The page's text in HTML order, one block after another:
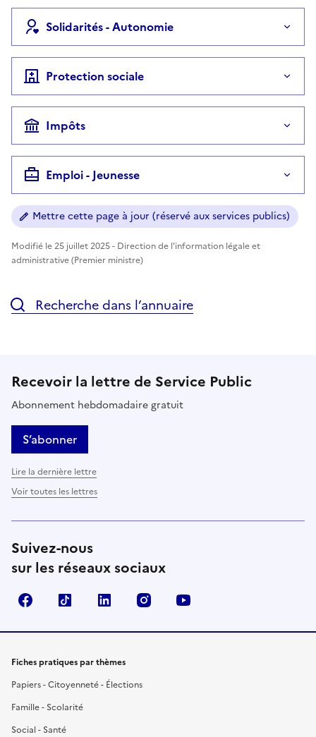
Solidarités - Autonomie
Protection sociale
Impôts
Emploi - Jeunesse
Mettre cette page à jour (réservé aux services publics)
Modifié le 25 juillet 2025 - Direction de l'information légale et
administrative (Premier ministre)
Recherche dans l’annuaire
Recevoir la lettre de Service Public
Abonnement hebdomadaire gratuit
S’abonner
Lire la dernière lettre
Voir toutes les lettres
Suivez-nous
sur les réseaux sociaux
FacebookTikTok LinkedIn Instagram
Fiches pratiques par thèmes
Papiers - Citoyenneté - Élections
Famille - Scolarité
Social - Santé